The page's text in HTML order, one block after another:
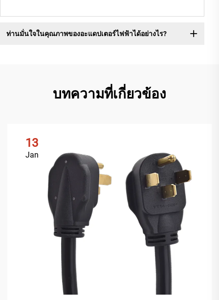
ท่านมั่นใจในคุณภาพของอะแดปเตอร์ไฟฟ้าได้อย่างไร?
บทความที่เกี่ยวข้อง
13
Jan